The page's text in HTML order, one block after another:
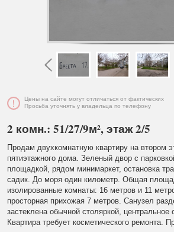
Цены на сайте могут отличаться от фактических
Просьба уточнять у владельца по телефону
2 комн.: 51/27/9м², этаж 2/5
Продам двухкомнатную квартиру на втором
пятиэтажного дома. Зеленый двор с
площадкой, рядом минимаркет, остановка
садик. До моря один километр. Общая
изолированные комнаты: 16 метров и 11
просторная прихожая 7 метров. Санузел
застеклена обычной столяркой, центральное
Квартира требует косметического ремонта.